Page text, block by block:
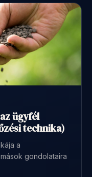
ügyfél
technika)
a
gondolataira